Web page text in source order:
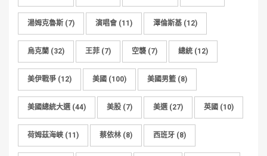
湯姆克魯斯 (7) 演唱會 (11) 澤倫斯基 (12)
烏克蘭 (32) 王菲 (7) 空襲 (7) 總統 (12)
美伊戰爭 (12) 美國 (100) 美國男籃 (8)
美國總統大選 (44) 美股 (7) 美選 (27) 英國 (10)
荷姆茲海峽 (11) 蔡依林 (8) 西班牙 (8)